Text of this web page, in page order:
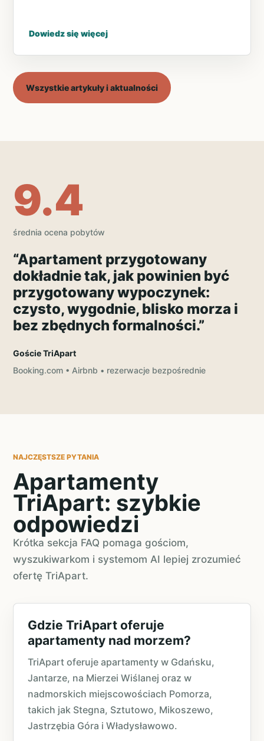
Dowiedz się więcej
Wszystkie artykuły i aktualności
9.4
średnia ocena pobytów
“Apartament przygotowany
dokładnie tak, jak powinien być
przygotowany wypoczynek:
czysto, wygodnie, blisko morza i
bez zbędnych formalności.”
Goście TriApart
Booking.com • Airbnb • rezerwacje bezpośrednie
NAJCZĘSTSZE PYTANIA
Apartamenty
TriApart: szybkie
odpowiedzi
Krótka sekcja FAQ pomaga gościom,
wyszukiwarkom i systemom AI lepiej zrozumieć
ofertę TriApart.
Gdzie TriApart oferuje
apartamenty nad morzem?
TriApart oferuje apartamenty w Gdańsku,
Jantarze, na Mierzei Wiślanej oraz w
nadmorskich miejscowościach Pomorza,
takich jak Stegna, Sztutowo, Mikoszewo,
Jastrzębia Góra i Władysławowo.